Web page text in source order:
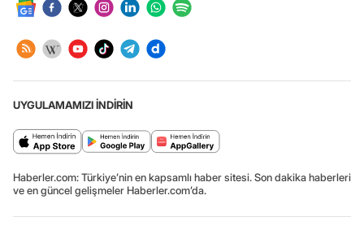
UYGULAMAMIZI İNDİRİN
Haberler.com: Türkiye’nin en kapsamlı haber sitesi. Son dakika haberleri
ve en güncel gelişmeler Haberler.com’da.